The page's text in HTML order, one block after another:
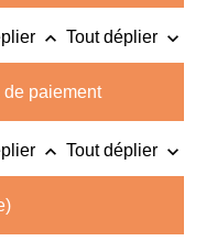
keyboard_arrow_up Tout déplier keyboard_arrow_down
paiement
keyboard_arrow_up Tout déplier keyboard_arrow_down